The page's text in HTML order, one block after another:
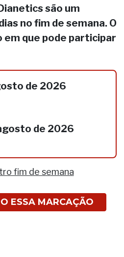
são um
no fim de semana. O
em que pode participar
de 2026
de 2026
fim de semana
ESSA MARCAÇÃO